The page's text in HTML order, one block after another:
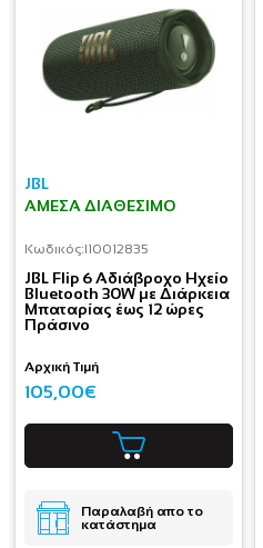
JBL
ΆΜΕΣΑ ΔΙΑΘΈΣΙΜΟ
Κωδικός:I10012835
JBL Flip 6 Αδιάβροχο Ηχείο
Bluetooth 30W με Διάρκεια
Μπαταρίας έως 12 ώρες
Πράσινο
Αρχική Τιμή
105,00€
Παραλαβή απο το
κατάστημα